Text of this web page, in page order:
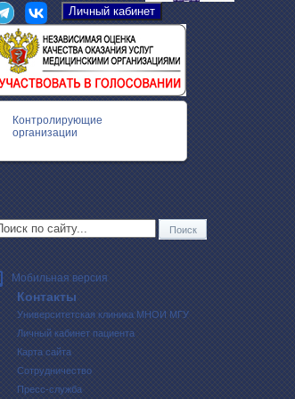
Контролирующие
организации
Мобильная версия
Контакты
Университетская клиника МНОИ МГУ
Личный кабинет пациента
Карта сайта
Сотрудничество
Пресс-служба